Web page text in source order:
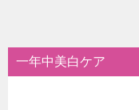
一年中美白ケア